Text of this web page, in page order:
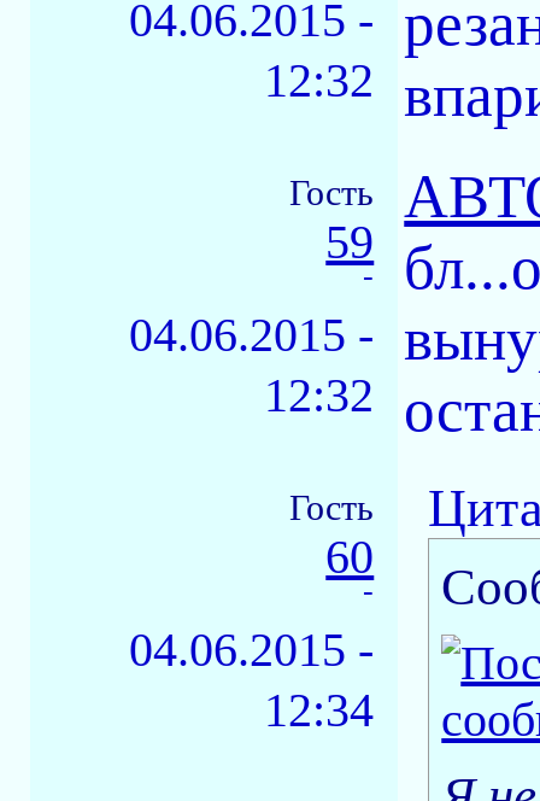
04.06.2015 -
12:32
Гость
59
-
04.06.2015 -
12:32
Гость
60
-
04.06.2015 -
12:34